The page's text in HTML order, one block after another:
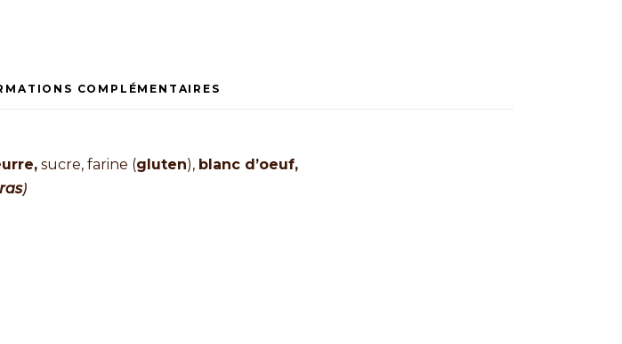
COMPLÉMENTAIRES
sucre, farine (gluten), blanc d’oeuf,
)